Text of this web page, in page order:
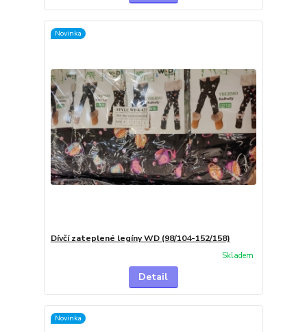
Novinka
Dívčí zateplené legíny WD (98/104-152/158)
Skladem
Detail
Novinka